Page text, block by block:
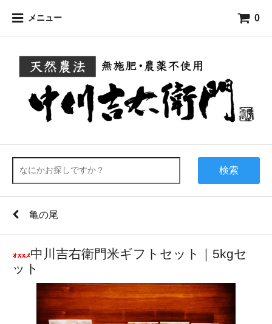
メニュー 0
検索
亀の尾
中川吉右衛門米ギフトセット｜5kgセ
ット